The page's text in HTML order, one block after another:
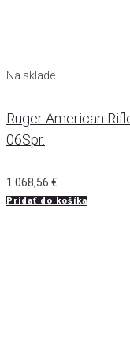
Na sklade
Ruger American
06Spr.
1 068,56 €
Pridať do košíka